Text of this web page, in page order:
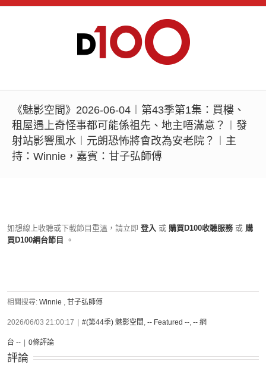
《魅影空間》2026-06-04︱第43季第1集：買樓、
租屋遇上奇怪事都可能係祖先、地主唔滿意？︱發
射站影響風水︱元朗恐怖將會改為安老院？︱主
持：Winnie，嘉賓：甘子弘師傅
如想線上收聽或下載節目重溫，請立即 登入 或 購買D100收聽服務 或 購
買D100網台節目
。
相關搜尋: Winnie , 甘子弘師傅
2026/06/03 21:00:17 #(第44季) 魅影空間 , -- Featured --, -- 網
台 -- 0條評論
評論